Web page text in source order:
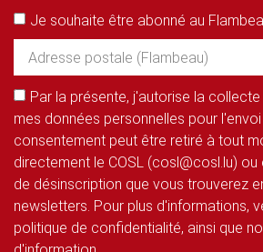
Je souhaite être abonné au
Par la présente, j'autorise la
mes données personnelles pour
consentement peut être retiré à tout
directement le COSL (cosl@cosl.lu) ou
de désinscription que vous trouverez
newsletters. Pour plus d'informations,
politique de confidentialité, ainsi que